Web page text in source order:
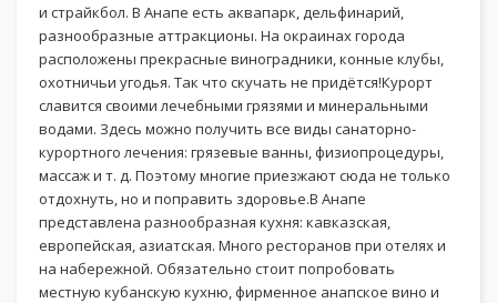
и страйкбол. В Анапе есть аквапарк, дельфинарий,
разнообразные аттракционы. На окраинах города
расположены прекрасные виноградники, конные клубы,
охотничьи угодья. Так что скучать не придётся!Курорт
славится своими лечебными грязями и минеральными
водами. Здесь можно получить все виды санаторно-
курортного лечения: грязевые ванны, физиопроцедуры,
массаж и т. д. Поэтому многие приезжают сюда не только
отдохнуть, но и поправить здоровье.В Анапе
представлена разнообразная кухня: кавказская,
европейская, азиатская. Много ресторанов при отелях и
на набережной. Обязательно стоит попробовать
местную кубанскую кухню, фирменное анапское вино и